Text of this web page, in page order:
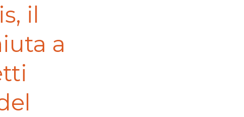
il
a